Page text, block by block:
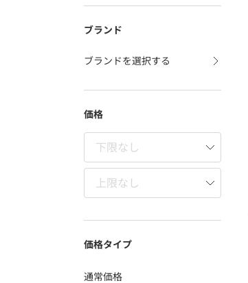
ブランド
ブランドを選択する
価格
価格タイプ
通常価格